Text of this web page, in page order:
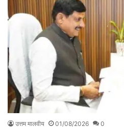
उत्तम मालवीय 01/08/2026 0